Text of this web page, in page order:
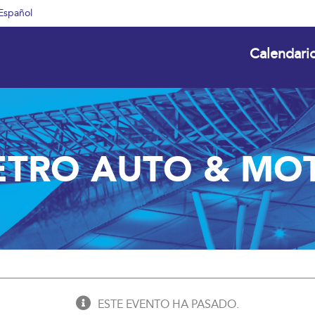
AUTO &
ESTE EVENTO HA PASADO.